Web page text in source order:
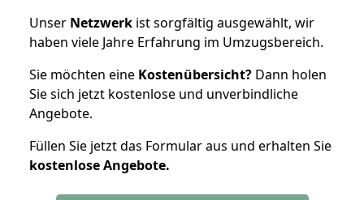
Unser Netzwerk ist sorgfältig ausgewählt, wir
haben viele Jahre Erfahrung im Umzugsbereich.
Sie möchten eine Kostenübersicht? Dann holen
Sie sich jetzt kostenlose und unverbindliche
Angebote.
Füllen Sie jetzt das Formular aus und erhalten Sie
kostenloseAngebote.